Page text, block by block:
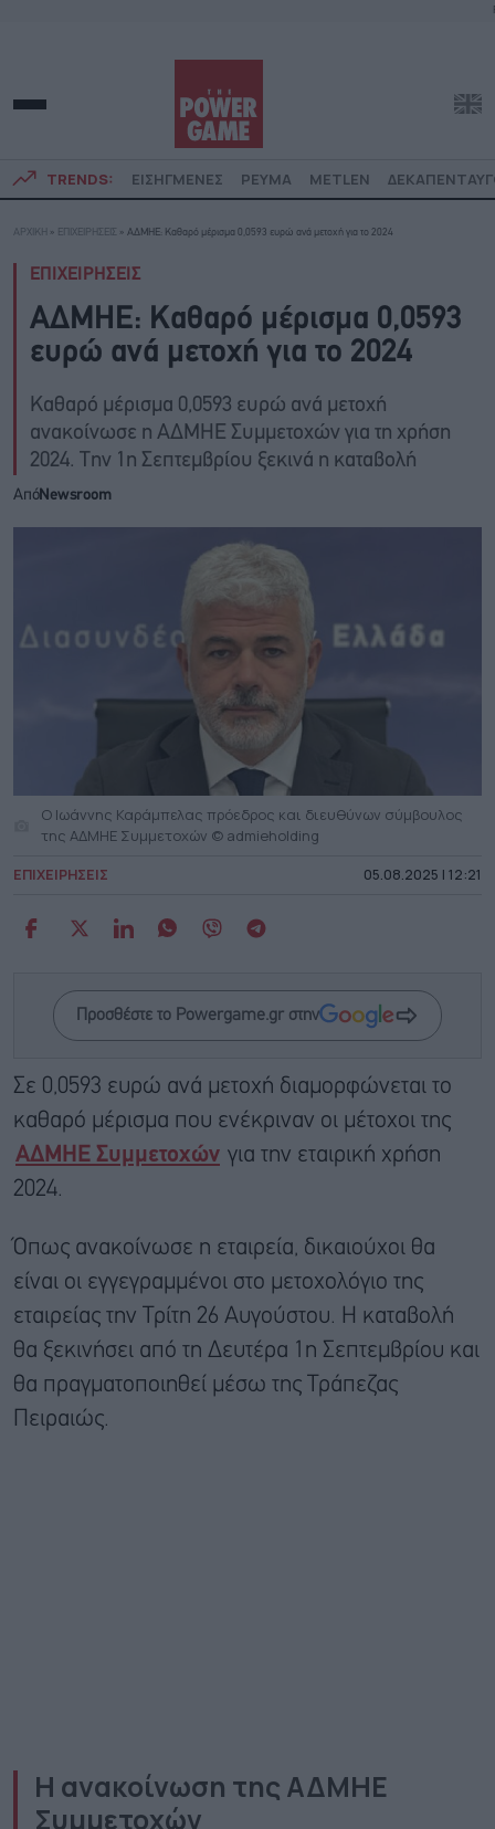
TRENDS: ΕΙΣΗΓΜΕΝΕΣ ΡΕΥΜΑ METLEN
ΑΡΧΙΚΗ » ΕΠΙΧΕΙΡΗΣΕΙΣ » ΑΔΜΗΕ: Καθαρό μέρισμα 0,0593 ευρώ ανά μετοχή για το 2024
ΕΠΙΧΕΙΡΗΣΕΙΣ
ΑΔΜΗΕ: Καθαρό μέρισμα 0,0593
ευρώ ανά μετοχή για το 2024
Καθαρό μέρισμα 0,0593 ευρώ ανά μετοχή
ανακοίνωσε η ΑΔΜΗΕ Συμμετοχών για τη χρήση
2024. Την 1η Σεπτεμβρίου ξεκινά η καταβολή
ΑπόNewsroom
O Ιωάννης Καράμπελας πρόεδρος και διευθύνων σύμβουλος
της ΑΔΜΗΕ Συμμετοχών © admieholding
ΕΠΙΧΕΙΡΗΣΕΙΣ 05.08.2025 | 12:21
Προσθέστε το Powergame.gr στην
Σε 0,0593 ευρώ ανά μετοχή διαμορφώνεται το
καθαρό μέρισμα που ενέκριναν οι μέτοχοι της
ΑΔΜΗΕ Συμμετοχών για την εταιρική χρήση
2024.
Όπως ανακοίνωσε η εταιρεία, δικαιούχοι θα
είναι οι εγγεγραμμένοι στο μετοχολόγιο της
εταιρείας την Τρίτη 26 Αυγούστου. Η καταβολή
θα ξεκινήσει από τη Δευτέρα 1η Σεπτεμβρίου και
θα πραγματοποιηθεί μέσω της Τράπεζας
Πειραιώς.
Η ανακοίνωση της ΑΔΜΗΕ
Συμμετοχών